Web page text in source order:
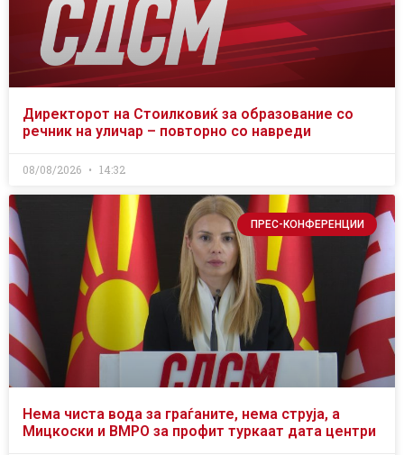
Директорот на Стоилковиќ за образование со
речник на уличар – повторно со навреди
08/08/2026 14:32
ПРЕС-КОНФЕРЕНЦИИ
Нема чиста вода за граѓаните, нема струја, а
Мицкоски и ВМРО за профит туркаат дата центри